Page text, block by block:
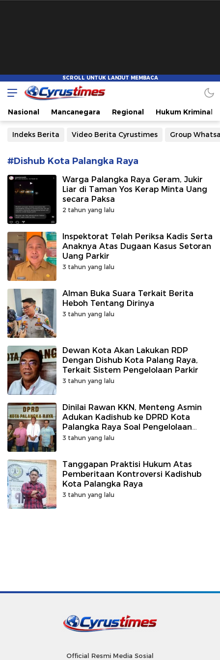
Cyrustimes.com
Cepat Tajam dan Akurat
Nasional Mancanegara Regional Hukum Kriminal
Indeks Berita Video Berita Cyrustimes Group
#Dishub Kota Palangka Raya
Warga Palangka Raya Geram, Jukir
Liar di Taman Yos Kerap Minta Uang
secara Paksa
2 tahun yang lalu
Inspektorat Telah Periksa Kadis Serta
Anaknya Atas Dugaan Kasus Setoran
Uang Parkir
3 tahun yang lalu
Alman Buka Suara Terkait Berita
Heboh Tentang Dirinya
3 tahun yang lalu
Dewan Kota Akan Lakukan RDP
Dengan Dishub Kota Palang Raya,
Terkait Sistem Pengelolaan Parkir
3 tahun yang lalu
Dinilai Rawan KKN, Menteng Asmin
Adukan Kadishub ke DPRD Kota
Palangka Raya Soal Pengelolaan
Parkir Sistem Tunjuk
3 tahun yang lalu
Tanggapan Praktisi Hukum Atas
Pemberitaan Kontroversi Kadishub
Kota Palangka Raya
3 tahun yang lalu
Official Resmi Media Sosial